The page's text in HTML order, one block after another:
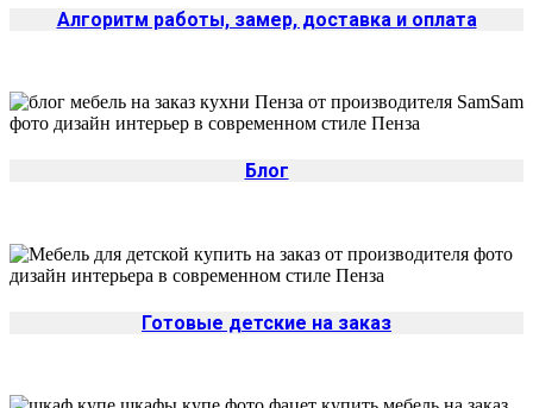
Алгоритм работы, замер, доставка и оплата
Блог
Готовые детские на заказ